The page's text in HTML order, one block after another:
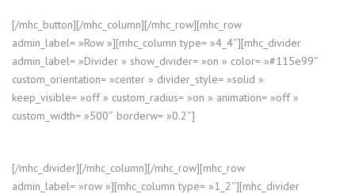
[/mhc_button][/mhc_column][/mhc_row][mhc_row
admin_label= »Row »][mhc_column type= »4_4″][mhc_divider
admin_label= »Divider » show_divider= »on » color= »#115e99″
custom_orientation= »center » divider_style= »solid »
keep_visible= »off » custom_radius= »on » animation= »off »
custom_width= »500″ borderw= »0.2″]
[/mhc_divider][/mhc_column][/mhc_row][mhc_row
admin_label= »row »][mhc_column type= »1_2″][mhc_divider